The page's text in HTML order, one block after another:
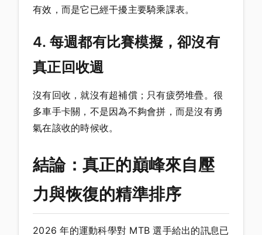
有效，而是它已經干擾主要騎乘課表。
4. 每週都有比賽模擬，卻沒有
真正回收週
沒有回收，就沒有超補償；只有疲勞堆疊。很
多車手卡關，不是因為不夠會拼，而是沒有勇
氣在該收的時候收。
結論：真正的巔峰來自壓
力與恢復的精準排序
2026 年的運動科學對 MTB 選手給出的訊息已